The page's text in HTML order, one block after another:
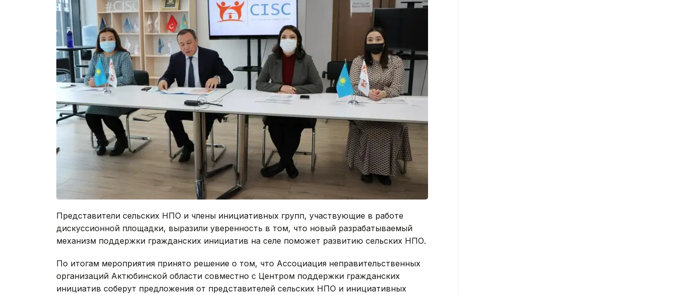
Представители сельских НПО и члены инициативных групп, участвующие в работе
дискуссионной площадки, выразили уверенность в том, что новый разрабатываемый
механизм поддержки гражданских инициатив на селе поможет развитию сельских НПО.
По итогам мероприятия принято решение о том, что Ассоциация неправительственных
организаций Актюбинской области совместно с Центром поддержки гражданских
инициатив соберут предложения от представителей сельских НПО и инициативных